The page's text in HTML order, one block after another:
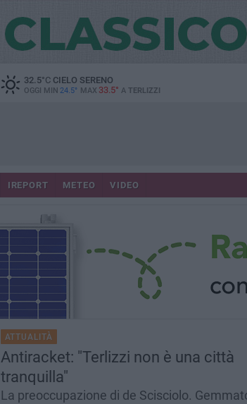
32.5°CCIELO SERENO
OGGI MIN 24.5° MAX 33.5° A TERLIZZI
IREPORT METEO VIDEO
ATTUALITÀ
Antiracket: "Terlizzi non è una città
tranquilla"
La preoccupazione di de Scisciolo.